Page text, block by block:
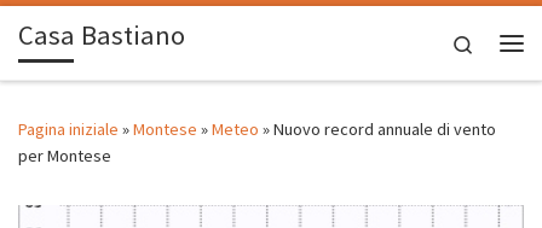
Passa al contenuto
Casa Bastiano
Search
Pagina iniziale »Montese »Meteo »Nuovo record annuale di vento
per Montese